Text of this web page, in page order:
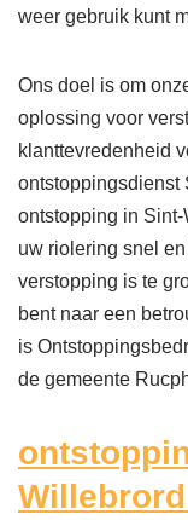
weer gebruik kunt
Ons doel is om
oplossing voor
klanttevredenheid
ontstoppingsdienst
ontstopping in
uw riolering snel
verstopping is te
bent naar een
is
de gemeente